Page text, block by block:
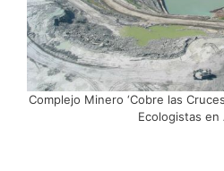
Complejo Minero ‘Cobre las
Ecologistas en